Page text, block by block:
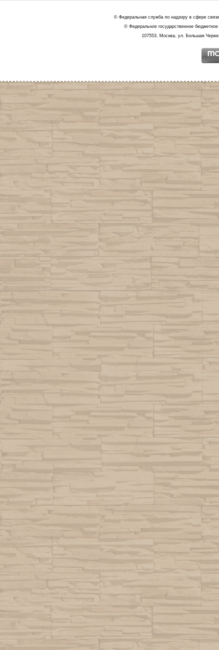
© Федеральная служба по надзору в сфере
© Федеральное государственное
107553, Москва, ул. Большая